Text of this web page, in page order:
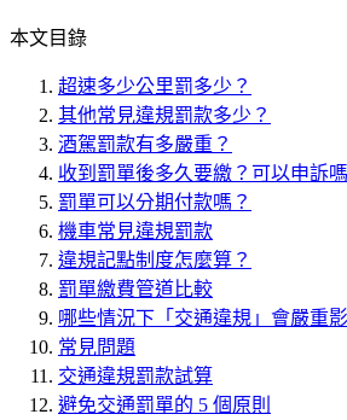
本文目錄
超速多少公里罰多少？
其他常見違規罰款多少？
酒駕罰款有多嚴重？
收到罰單後多久要繳？可以申訴
罰單可以分期付款嗎？
機車常見違規罰款
違規記點制度怎麼算？
罰單繳費管道比較
哪些情況下「交通違規」會嚴重
常見問題
交通違規罰款試算
避免交通罰單的 5 個原則